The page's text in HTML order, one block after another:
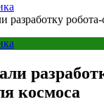
разработку
космоса